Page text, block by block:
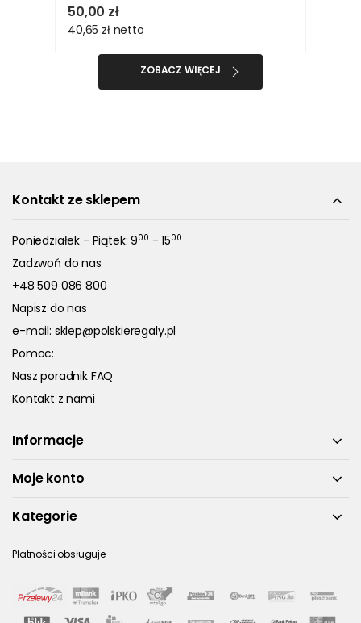
50,00 zł
40,65 zł netto
ZOBACZ WIĘCEJ
Kontakt ze sklepem
Poniedziałek - Piątek: 900 - 1500
Zadzwoń do nas
+48 509 086 800
Napisz do nas
e-mail: sklep@polskieregaly.pl
Pomoc:
Nasz poradnik FAQ
Kontakt z nami
Informacje
Moje konto
Kategorie
Płatności obsługuje